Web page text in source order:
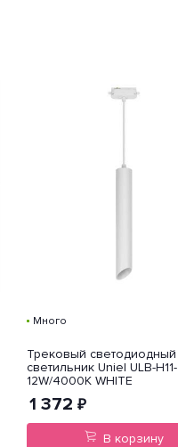
Много
Трековый светодиодный
светильник Uniel ULB-H11-
12W/4000K WHITE
1 372 ₽
В корзину